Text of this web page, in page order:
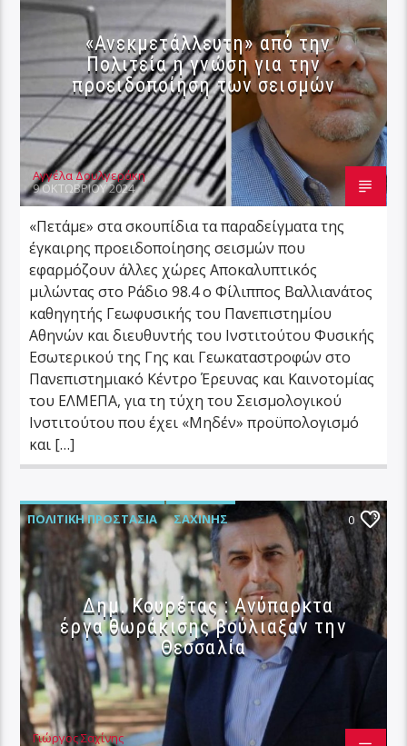
«Ανεκμετάλλευτη» από την
Πολιτεία η γνώση για την
προειδοποίηση των σεισμών
Αγγέλα Δουλγεράκη
9 ΟΚΤΩΒΡΊΟΥ 2024
«Πετάμε» στα σκουπίδια τα παραδείγματα της
έγκαιρης προειδοποίησης σεισμών που
εφαρμόζουν άλλες χώρες Αποκαλυπτικός
μιλώντας στο Ράδιο 98.4 ο Φίλιππος Βαλλιανάτος
καθηγητής Γεωφυσικής του Πανεπιστημίου
Αθηνών και διευθυντής του Ινστιτούτου Φυσικής
Εσωτερικού της Γης και Γεωκαταστροφών στο
Πανεπιστημιακό Κέντρο Έρευνας και Καινοτομίας
του ΕΛΜΕΠΑ, για τη τύχη του Σεισμολογικού
Ινστιτούτου που έχει «Μηδέν» προϋπολογισμό
και […]
ΠΟΛΙΤΙΚΉ ΠΡΟΣΤΑΣΊΑ ΣΑΧΊΝΗΣ 0
Δημ. Κουρέτας : Ανύπαρκτα
έργα θωράκισης βούλιαξαν την
Θεσσαλία
Γιώργος Σαχίνης